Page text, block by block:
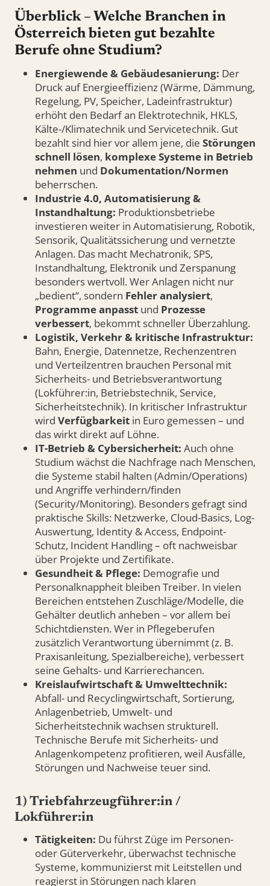
Überblick – Welche Branchen in
Österreich bieten gut bezahlte
Berufe ohne Studium?
Energiewende & Gebäudesanierung: Der
Druck auf Energieeffizienz (Wärme, Dämmung,
Regelung, PV, Speicher, Ladeinfrastruktur)
erhöht den Bedarf an Elektrotechnik, HKLS,
Kälte-/Klimatechnik und Servicetechnik. Gut
bezahlt sind hier vor allem jene, die Störungen
schnell lösen, komplexe Systeme in Betrieb
nehmen und Dokumentation/Normen
beherrschen.
Industrie 4.0, Automatisierung &
Instandhaltung: Produktionsbetriebe
investieren weiter in Automatisierung, Robotik,
Sensorik, Qualitätssicherung und vernetzte
Anlagen. Das macht Mechatronik, SPS,
Instandhaltung, Elektronik und Zerspanung
besonders wertvoll. Wer Anlagen nicht nur
„bedient“, sondern Fehler analysiert,
Programme anpasst und Prozesse
verbessert, bekommt schneller Überzahlung.
Logistik, Verkehr & kritische Infrastruktur:
Bahn, Energie, Datennetze, Rechenzentren
und Verteilzentren brauchen Personal mit
Sicherheits- und Betriebsverantwortung
(Lokführer:in, Betriebstechnik, Service,
Sicherheitstechnik). In kritischer Infrastruktur
wird Verfügbarkeit in Euro gemessen – und
das wirkt direkt auf Löhne.
IT-Betrieb & Cybersicherheit: Auch ohne
Studium wächst die Nachfrage nach Menschen,
die Systeme stabil halten (Admin/Operations)
und Angriffe verhindern/finden
(Security/Monitoring). Besonders gefragt sind
praktische Skills: Netzwerke, Cloud-Basics, Log-
Auswertung, Identity & Access, Endpoint-
Schutz, Incident Handling – oft nachweisbar
über Projekte und Zertifikate.
Gesundheit & Pflege: Demografie und
Personalknappheit bleiben Treiber. In vielen
Bereichen entstehen Zuschläge/Modelle, die
Gehälter deutlich anheben – vor allem bei
Schichtdiensten. Wer in Pflegeberufen
zusätzlich Verantwortung übernimmt (z. B.
Praxisanleitung, Spezialbereiche), verbessert
seine Gehalts- und Karrierechancen.
Kreislaufwirtschaft & Umwelttechnik:
Abfall- und Recyclingwirtschaft, Sortierung,
Anlagenbetrieb, Umwelt- und
Sicherheitstechnik wachsen strukturell.
Technische Berufe mit Sicherheits- und
Anlagenkompetenz profitieren, weil Ausfälle,
Störungen und Nachweise teuer sind.
1) Triebfahrzeugführer:in /
Lokführer:in
Tätigkeiten: Du führst Züge im Personen-
oder Güterverkehr, überwachst technische
Systeme, kommunizierst mit Leitstellen und
reagierst in Störungen nach klaren